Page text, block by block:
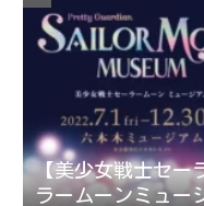
【美少女戦士セー
ラームーンミュー